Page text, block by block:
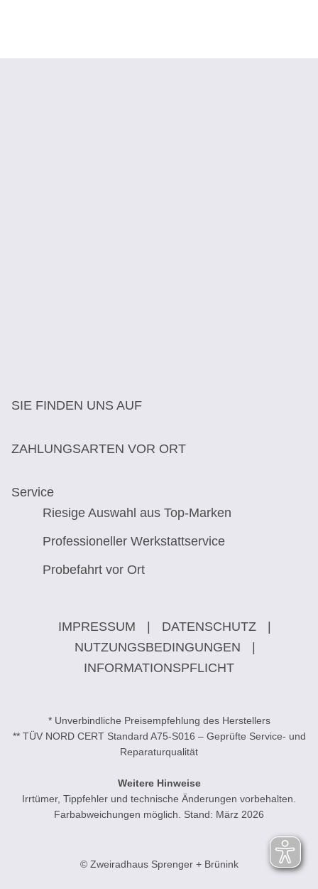
SIE FINDEN UNS AUF
ZAHLUNGSARTEN VOR ORT
Service
Riesige Auswahl aus Top-Marken
Professioneller Werkstattservice
Probefahrt vor Ort
IMPRESSUM DATENSCHUTZ
NUTZUNGSBEDINGUNGEN
INFORMATIONSPFLICHT
* Unverbindliche Preisempfehlung des Herstellers
** TÜV NORD CERT Standard A75-S016 – Geprüfte Service- und
Reparaturqualität
Weitere Hinweise
Irrtümer, Tippfehler und technische Änderungen vorbehalten.
Farbabweichungen möglich. Stand: März 2026
© Zweiradhaus Sprenger + Brünink